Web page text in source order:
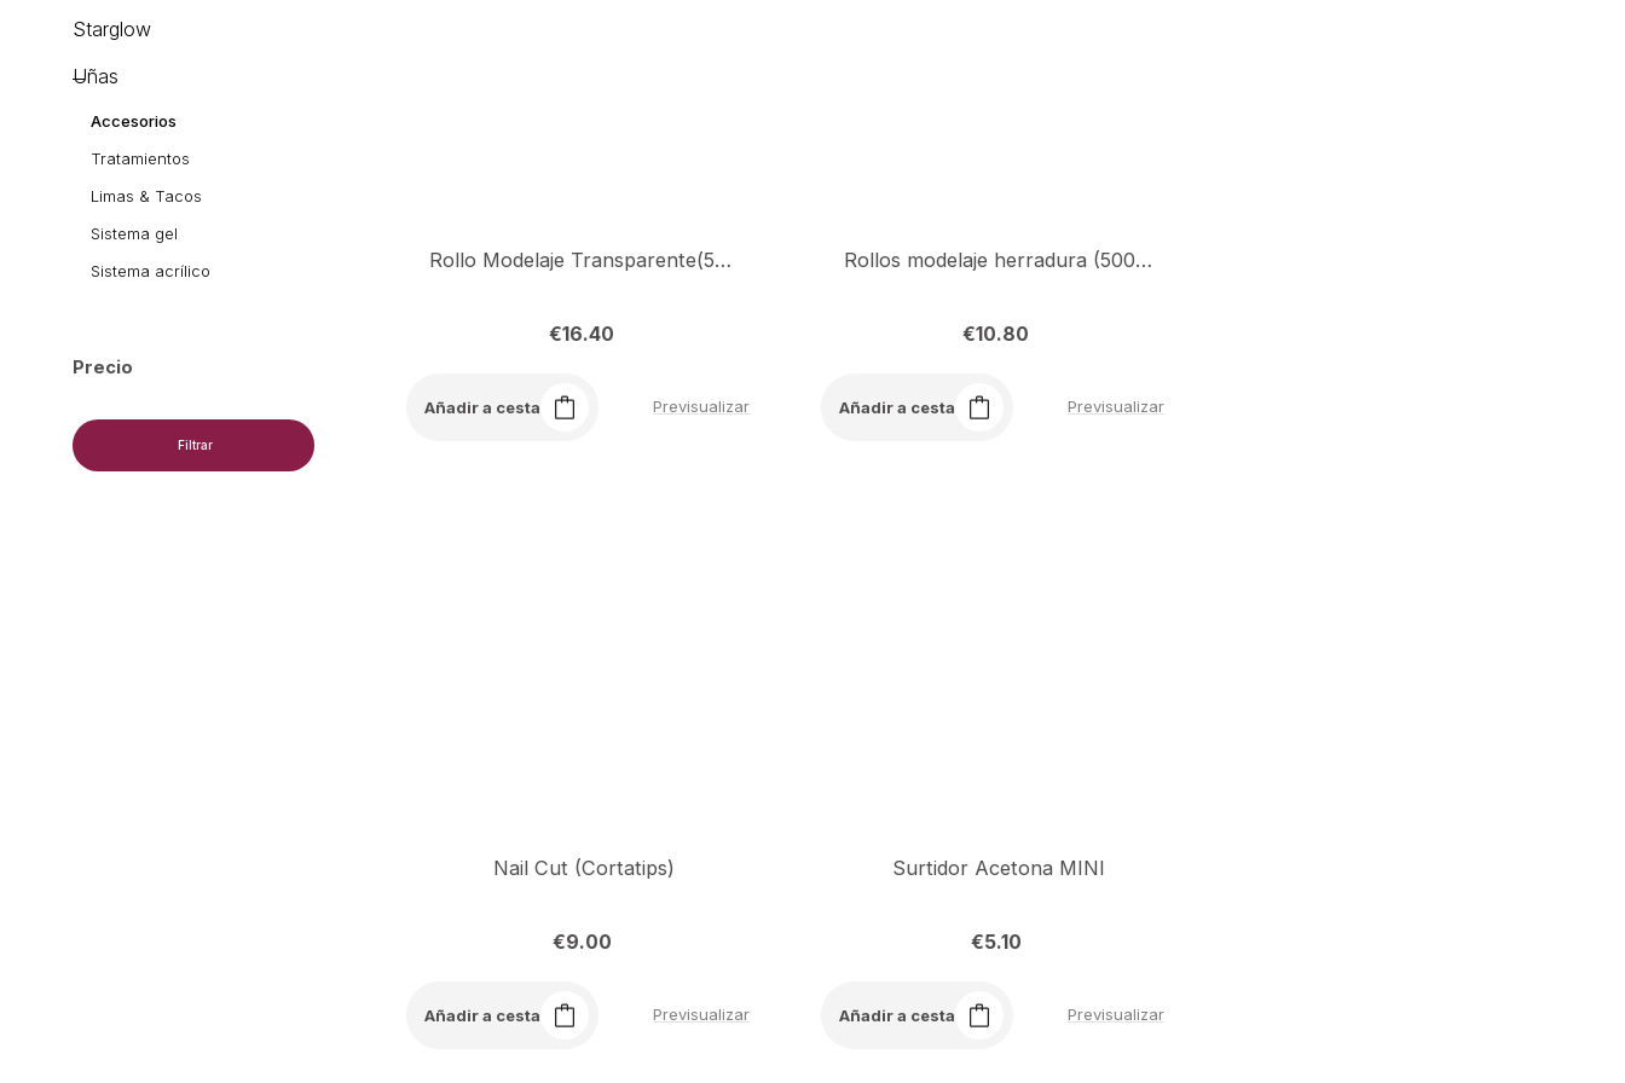
Starglow
Uñas
Accesorios
Tratamientos
Limas & Tacos
Sistema gel
Sistema acrílico
Precio
Filtrar
Añadir a cesta Previsualizar
Rollo Modelaje Transparente(500pcs)
€16.40
Añadir a cesta Previsualizar
Rollos modelaje herradura (500piezas)
€10.80
Añadir a cesta Previsualizar
Nail Cut (Cortatips)
€9.00
Añadir a cesta Previsualizar
Surtidor Acetona MINI
€5.10